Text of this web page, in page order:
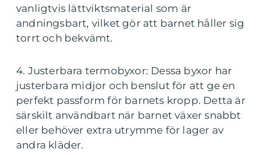
vanligtvis lättviktsmaterial som är
andningsbart, vilket gör att barnet håller sig
torrt och bekvämt.
4. Justerbara termobyxor: Dessa byxor har
justerbara midjor och benslut för att ge en
perfekt passform för barnets kropp. Detta är
särskilt användbart när barnet växer snabbt
eller behöver extra utrymme för lager av
andra kläder.